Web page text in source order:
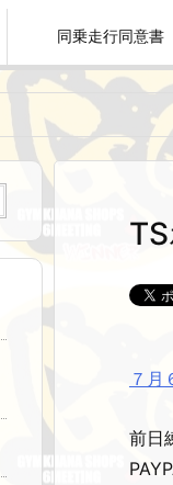
同乗走行同意書
７月
前日